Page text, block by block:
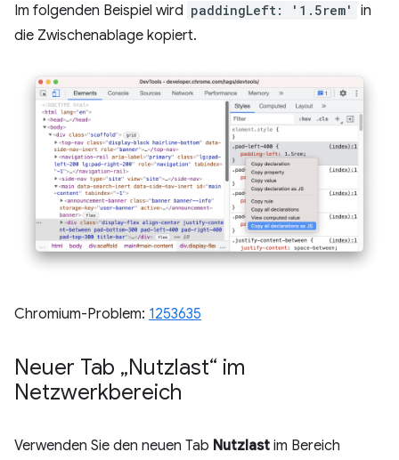
Im folgenden Beispiel wird paddingLeft: '1.5rem'
in
die Zwischenablage kopiert.
Chromium-Problem: 1253635
Neuer Tab „Nutzlast“ im
Netzwerkbereich
Verwenden Sie den neuen Tab Nutzlast im Bereich